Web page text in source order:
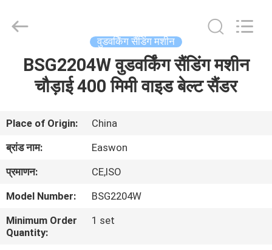
हमारे
बारे
कारखाना
Export
Reserved.
वुडवर्किंग सैंडिंग मशीन
BSG2204W वुडवर्किंग सैंडिंग मशीन
चौड़ाई 400 मिमी वाइड बेल्ट सैंडर
Place of Origin:
China
ब्रांड नाम:
Easwon
प्रमाणन:
CE,ISO
Model Number:
BSG2204W
Minimum Order
Quantity:
1 set